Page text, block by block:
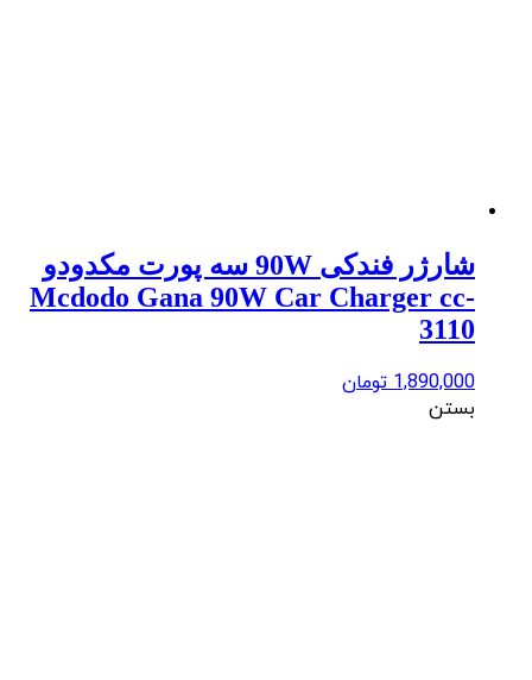
شارژر فندکی 90W سه پورت مکدودو
Mcdodo Gana 90W Car Charger cc-
3110
1,890,000 تومان
بستن